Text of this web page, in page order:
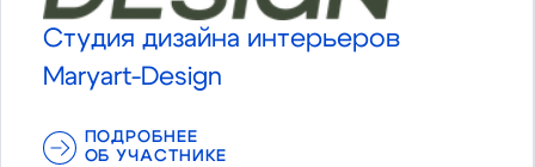
Студия дизайна интерьеров
Maryart-Design
ПОДРОБНЕЕ
ОБ УЧАСТНИКЕ